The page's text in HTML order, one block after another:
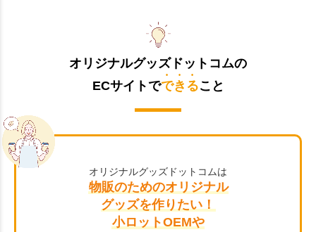
オリジナルグッズドットコムの
ECサイトでできること
オリジナルグッズドットコムは
物販のためのオリジナル
グッズを作りたい！
小ロットOEMや